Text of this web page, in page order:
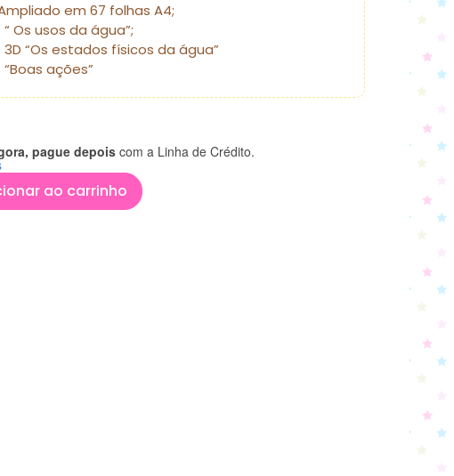
em 67 folhas A4;
Os usos da água”;
“Os estados físicos da água”
ações”
pague depois com a Linha de Crédito.
ao carrinho